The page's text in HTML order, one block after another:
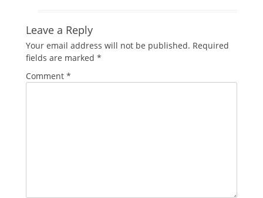
Leave a Reply
Your email address will not be published. Required
fields are marked *
Comment *